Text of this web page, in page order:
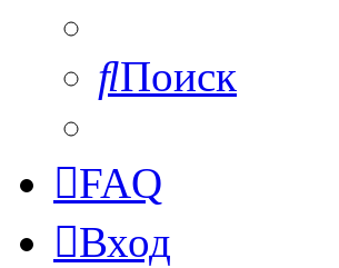
Поиск
FAQ
Вход